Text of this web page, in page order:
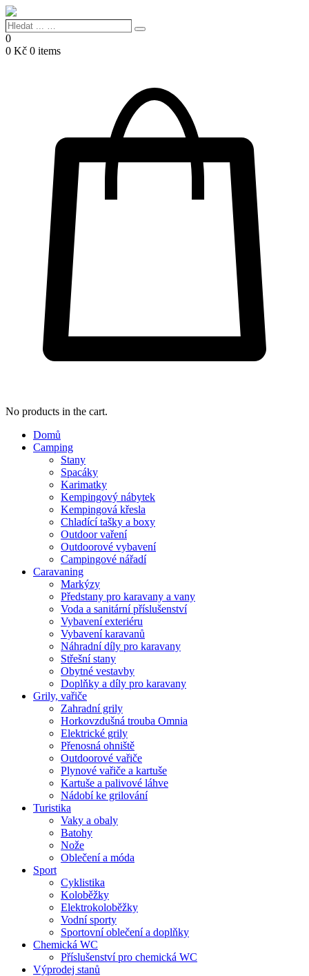
Hledat
...
…
Search
0
0 Kč 0 items
No products in the cart.
Domů
Camping
Stany
Spacáky
Karimatky
Kempingový nábytek
Kempingová křesla
Chladící tašky a boxy
Outdoor vaření
Outdoorové vybavení
Campingové nářadí
Caravaning
Markýzy
Předstany pro karavany a vany
Voda a sanitární příslušenství
Vybavení exteriéru
Vybavení karavanů
Náhradní díly pro karavany
Střešní stany
Obytné vestavby
Doplňky a díly pro karavany
Grily, vařiče
Zahradní grily
Horkovzdušná trouba Omnia
Elektrické grily
Přenosná ohniště
Outdoorové vařiče
Plynové vařiče a kartuše
Kartuše a palivové láhve
Nádobí ke grilování
Turistika
Vaky a obaly
Batohy
Nože
Oblečení a móda
Sport
Cyklistika
Koloběžky
Elektrokoloběžky
Vodní sporty
Sportovní oblečení a doplňky
Chemická WC
Příslušenství pro chemická WC
Výprodej stanů